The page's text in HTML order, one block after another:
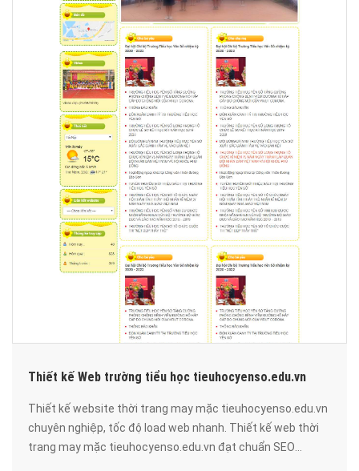
Thiết kế Web trường tiểu học tieuhocyenso.edu.vn
Thiết kế website thời trang may mặc tieuhocyenso.edu.vn
chuyên nghiệp, tốc độ load web nhanh. Thiết kế web thời
trang may mặc tieuhocyenso.edu.vn đạt chuẩn SEO